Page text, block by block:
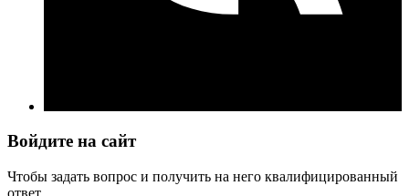
Войдите на сайт
Чтобы задать вопрос и получить на него квалифицированный